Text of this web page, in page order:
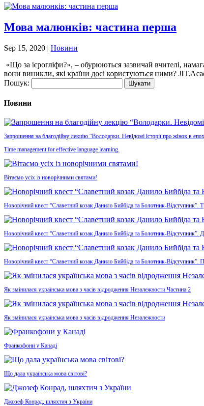
Мова малюнків: частина перша
Sep 15, 2020 | Новини
«Що за ієрогліфи?», – обурюються зазвичай вчителі,
вони виникли, які країни досі користуються ними?
Пошук:
Новини
Запрошення на благодійну лекцію “Володарки. Невідомі історії про жінок в
Time management for effective language learning.
Вітаємо усіх із новорічними святами!
Новорічний квест “Славетний козак Данило Бийбіда та Болотник-Відступник”.
Новорічний квест “Славетний козак Данило Бийбіда та Болотник-Відступник”.
Новорічний квест “Славетний козак Данило Бийбіда та Болотник-Відступник”.
Як змінилася українська мова з часів відродження Незалежности Частина 2
Як змінилася українська мова з часів відродження Незалежности
Франкофони у Канаді
Що дала українська мова світові?
Джозеф Конрад, шляхтич з України